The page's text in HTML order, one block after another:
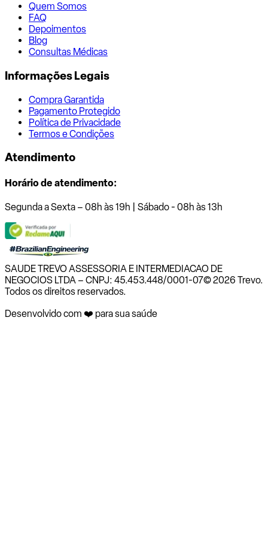
Quem Somos
FAQ
Depoimentos
Blog
Consultas Médicas
Informações Legais
Compra Garantida
Pagamento Protegido
Política de Privacidade
Termos e Condições
Atendimento
Horário de atendimento:
Segunda a Sexta – 08h às 19h | Sábado - 08h às 13h
SAUDE TREVO ASSESSORIA E INTERMEDIACAO DE
NEGOCIOS LTDA – CNPJ: 45.453.448/0001-07© 2026 Trevo.
Todos os direitos reservados.
Desenvolvido com ❤️ para sua saúde